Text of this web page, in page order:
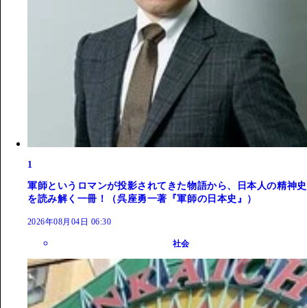
1
軍師というロマンが投影されてきた物語から、日本人の精神史
を読み解く一冊！（呉座勇一著『軍師の日本史』）
2026年08月04日 06:30
社会